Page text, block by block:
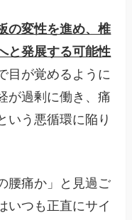
の変性を進め、椎
と発展する可能性
目が覚めるように
が過剰に働き、痛
いう悪循環に陥り
腰痛か」と見過ご
いつも正直にサイ